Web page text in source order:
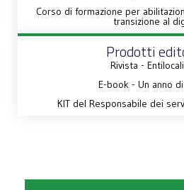
Corso di formazione per
transizione al
Prodotti
Rivista -
E-book - Un anno
KIT del Responsabile dei